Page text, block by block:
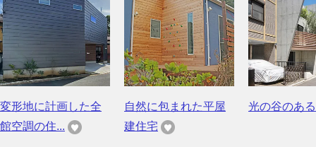
変形地に計画した全
館空調の住...
自然に包まれた平屋
建住宅
光の谷のあ